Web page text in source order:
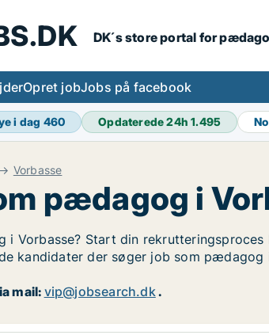
DK´s store portal for
Opret jobJobs på facebook
i dag 460 Opdaterede 24h1.495
Vorbasse
pædagog i
Vorbasse? Start din rekrutteringsproces
kandidater der søger job som pædagog
mail: vip@jobsearch.dk.